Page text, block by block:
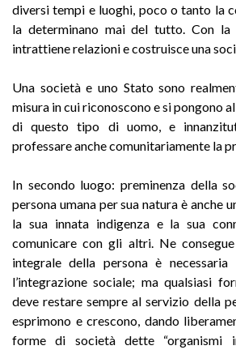
diversi tempi e luoghi, poco o tanto la
la determinano mai del tutto. Con la
intrattiene relazioni e costruisce una
Una società e uno Stato sono
misura in cui riconoscono e si pongono
di questo tipo di uomo, e
professare anche comunitariamente la
In secondo luogo: preminenza della
persona umana per sua natura è anche
la sua innata indigenza e la sua
comunicare con gli altri. Ne
integrale della persona è
l’integrazione sociale; ma qualsiasi
deve restare sempre al servizio della
esprimono e crescono, dando
forme di società dette “organismi